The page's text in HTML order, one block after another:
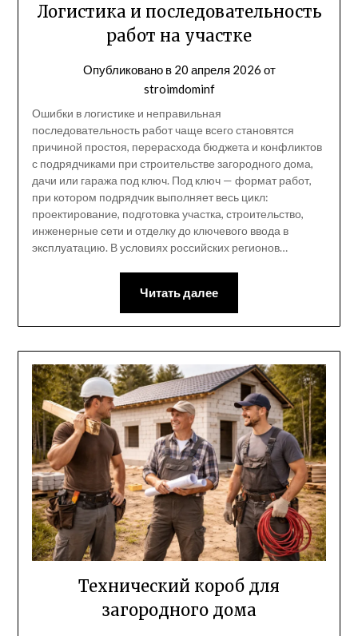
Логистика и последовательность
работ на участке
Опубликовано в 20 апреля 2026 от
stroimdominf
Ошибки в логистике и неправильная
последовательность работ чаще всего становятся
причиной простоя, перерасхода бюджета и конфликтов
с подрядчиками при строительстве загородного дома,
дачи или гаража под ключ. Под ключ — формат работ,
при котором подрядчик выполняет весь цикл:
проектирование, подготовка участка, строительство,
инженерные сети и отделку до ключевого ввода в
эксплуатацию. В условиях российских регионов…
Читать далее
Технический короб для
загородного дома